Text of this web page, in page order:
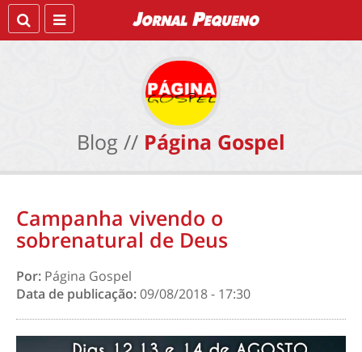
Blog // Página Gospel
Campanha vivendo o
sobrenatural de Deus
Por: Página Gospel
Data de publicação:09/08/2018 - 17:30